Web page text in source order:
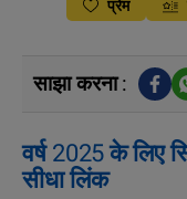
प्रेम
साझा करना :
वर्ष 2025 के लिए
सीधा लिंक